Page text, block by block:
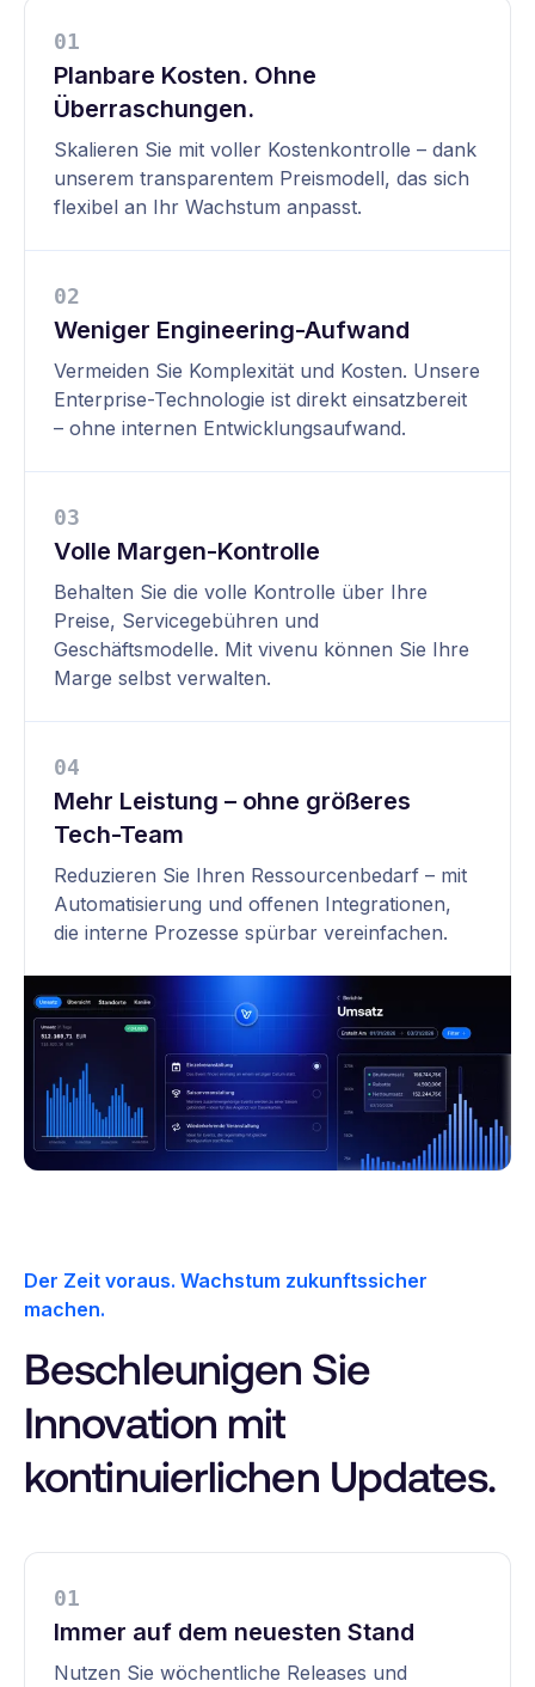
01
Planbare Kosten. Ohne
Überraschungen.
Skalieren Sie mit voller Kostenkontrolle – dank
unserem transparentem Preismodell, das sich
flexibel an Ihr Wachstum anpasst.
02
Weniger Engineering-Aufwand
Vermeiden Sie Komplexität und Kosten. Unsere
Enterprise-Technologie ist direkt einsatzbereit
– ohne internen Entwicklungsaufwand.
03
Volle Margen-Kontrolle
Behalten Sie die volle Kontrolle über Ihre
Preise, Servicegebühren und
Geschäftsmodelle. Mit vivenu können Sie Ihre
Marge selbst verwalten.
04
Mehr Leistung – ohne größeres
Tech-Team
Reduzieren Sie Ihren Ressourcenbedarf – mit
Automatisierung und offenen Integrationen,
die interne Prozesse spürbar vereinfachen.
Der Zeit voraus. Wachstum zukunftssicher
machen.
Beschleunigen Sie
Innovation mit
kontinuierlichen Updates.
01
Immer auf dem neuesten Stand
Nutzen Sie wöchentliche Releases und